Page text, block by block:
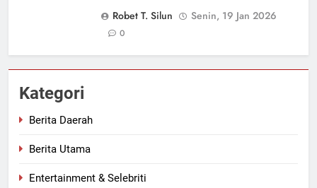
Robet T. Silun
Senin, 19 Jan 2026
0
Kategori
Berita Daerah
Berita Utama
Entertainment & Selebriti